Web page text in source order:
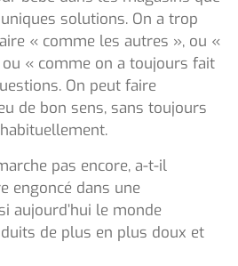
solutions. On a trop
« comme les autres », ou «
ou « comme on a toujours fait
On peut faire
de bon sens, sans toujours
pas encore, a-t-il
engoncé dans une
aujourd’hui le monde
de plus en plus doux et